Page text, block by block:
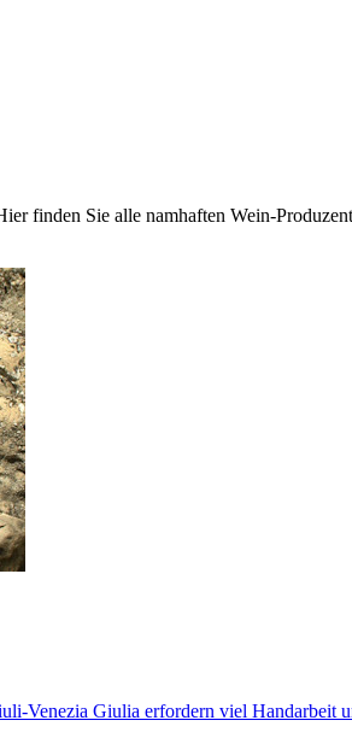
finden Sie alle namhaften Wein-
Venezia Giulia erfordern viel Handarbeit